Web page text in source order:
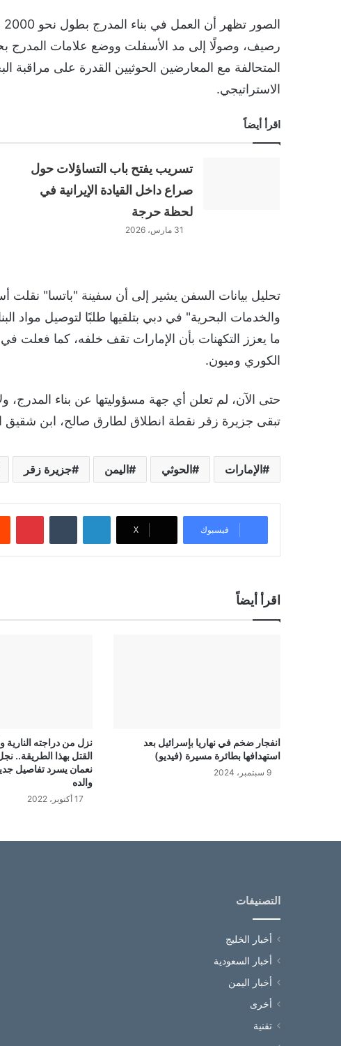
رصيف، وصولًا إلى مد الأسفلت ووضع علامات المدرج
المتحالفة مع المعارضين الحوثيين القدرة على
الاستراتيجي.
اقرأ أيضاً
تسريب يفتح باب التساؤلات حول
صراع داخل القيادة الإيرانية في
لحظة حرجة
31 مارس، 2026
تحليل بيانات السفن يشير إلى أن سفينة "باتسا"
والخدمات البحرية" في دبي بتلقيها طلبًا لتوصيل
ما يعزز التكهنات بأن الإمارات تقف خلفه، كما فعلت
الكوري وميون.
حتى الآن، لم تعلن أي جهة مسؤوليتها عن بناء المدرج،
تبقى جزيرة زقر نقطة انطلاق لطارق صالح، ابن شقيق
الإمارات الحوثي اليمن جزيرة زقر
فيسبوك ‫X
لينكدإن بينتيريست
اقرأ أيضاً
انفجار ضخم في نهاريا بإسرائيل بعد
استهدافها بطائرة مسيرة (فيديو)
9 سبتمبر، 2024
نزل من دراجته النارية
القتل بهذا الطريقة..
نعمان يسرد تفاصيل
والده
17 أكتوبر، 2022
التصنيفات
أخبار الخليج
أخبار السعودية
أخبار اليمن
أخرى
تقنية